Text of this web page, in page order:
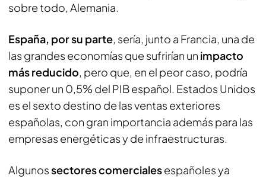
sobre todo, Alemania.
España, por su parte, sería, junto a Francia, una de
las grandes economías que sufrirían un impacto
más reducido, pero que, en el peor caso, podría
suponer un 0,5% del PIB español. Estados Unidos
es el sexto destino de las ventas exteriores
españolas, con gran importancia además para las
empresas energéticas y de infraestructuras.
Algunossectores comercialesespañoles ya